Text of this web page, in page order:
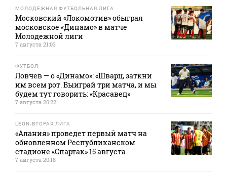
МОЛОДЕЖНАЯ ФУТБОЛЬНАЯ ЛИГА
Московский «Локомотив» обыграл
московское «Динамо» в матче
Молодежной лиги
7 августа 21:03
ФУТБОЛ
Ловчев — о «Динамо»: «Шварц, заткни
им всем рот. Выиграй три матча, и мы
будем тут говорить: «Красавец»
7 августа 20:22
LEON-ВТОРАЯ ЛИГА
«Алания» проведет первый матч на
обновленном Республиканском
стадионе «Спартак» 15 августа
7 августа 20:18